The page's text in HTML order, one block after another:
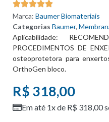
Categorias Baumer,
Marca: Baumer Biomateriais
Aplicabilidade:
PROCEDIMENTOS DE
osteoprotetora para
OrthoGen bloco.
R$ 318,00
Em até 1x de R$ 318,00